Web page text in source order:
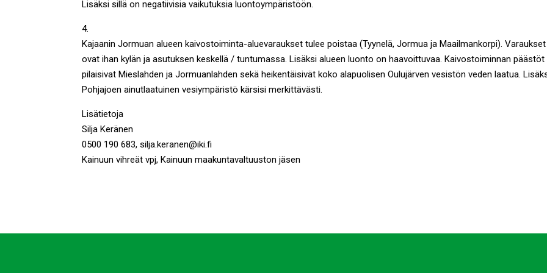
Lisäksi sillä on negatiivisia vaikutuksia luontoympäristöön.
4.
Kajaanin Jormuan alueen kaivostoiminta-aluevaraukset tulee poistaa (Tyynelä, Jormua ja Maailmankorpi). Varaukset
ovat ihan kylän ja asutuksen keskellä / tuntumassa. Lisäksi alueen luonto on haavoittuvaa. Kaivostoiminnan päästöt
pilaisivat Mieslahden ja Jormuanlahden sekä heikentäisivät koko alapuolisen Oulujärven vesistön veden laatua.
Pohjajoen ainutlaatuinen vesiympäristö kärsisi merkittävästi.
Lisätietoja
Silja Keränen
0500 190 683, silja.keranen@iki.fi
Kainuun vihreät vpj, Kainuun maakuntavaltuuston jäsen